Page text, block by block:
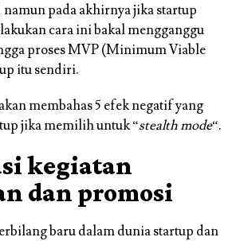
pada akhirnya jika startup
cara ini bakal mengganggu
proses MVP (Minimum Viable
itu sendiri.
membahas 5 efek negatif yang
jika memilih untuk “stealth mode“.
kegiatan
dan promosi
baru dalam dunia startup dan